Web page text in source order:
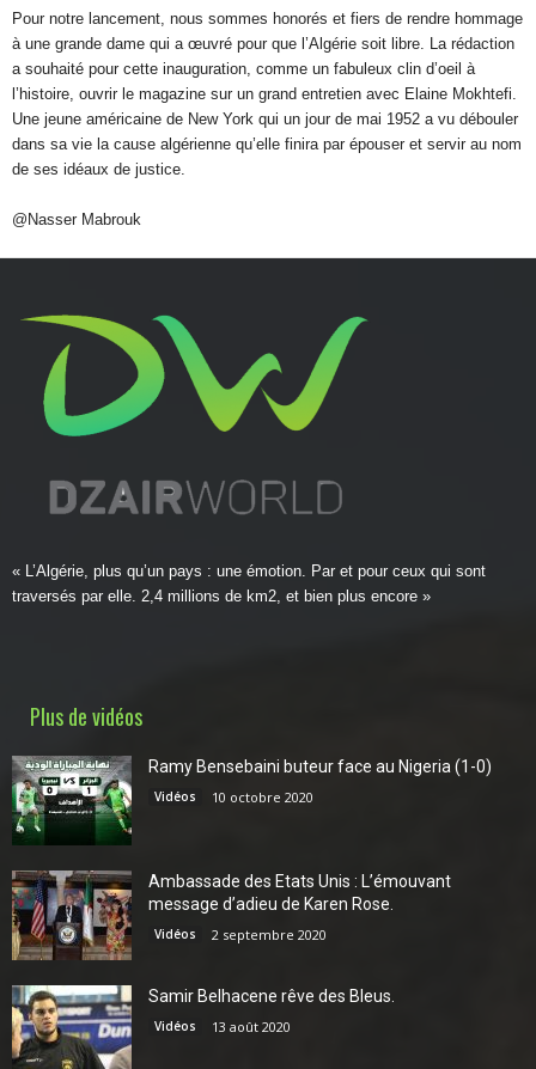
Pour notre lancement, nous sommes honorés et fiers de rendre hommage
à une grande dame qui a œuvré pour que l’Algérie soit libre. La rédaction
a souhaité pour cette inauguration, comme un fabuleux clin d’oeil à
l’histoire, ouvrir le magazine sur un grand entretien avec Elaine Mokhtefi.
Une jeune américaine de New York qui un jour de mai 1952 a vu débouler
dans sa vie la cause algérienne qu’elle finira par épouser et servir au nom
de ses idéaux de justice.
@Nasser Mabrouk
« L’Algérie, plus qu’un pays : une émotion. Par et pour ceux qui sont
traversés par elle. 2,4 millions de km2, et bien plus encore »
Plus de vidéos
Ramy Bensebaini buteur face au Nigeria (1-0)
Vidéos 10 octobre 2020
Ambassade des Etats Unis : L’émouvant
message d’adieu de Karen Rose.
Vidéos 2 septembre 2020
Samir Belhacene rêve des Bleus.
Vidéos 13 août 2020